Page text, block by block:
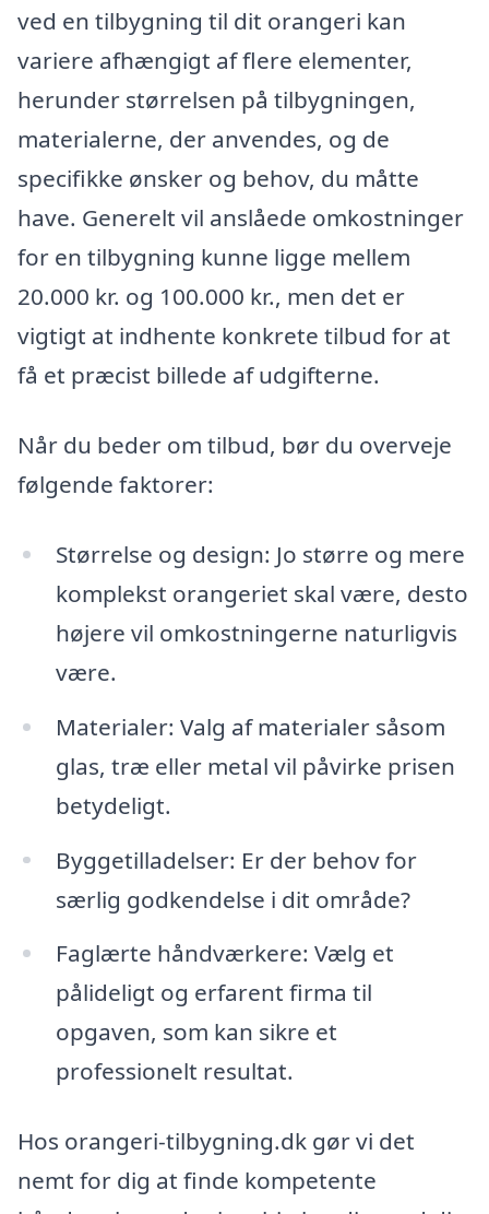
ved en tilbygning til dit orangeri kan
variere afhængigt af flere elementer,
herunder størrelsen på tilbygningen,
materialerne, der anvendes, og de
specifikke ønsker og behov, du måtte
have. Generelt vil anslåede omkostninger
for en tilbygning kunne ligge mellem
20.000 kr. og 100.000 kr., men det er
vigtigt at indhente konkrete tilbud for at
få et præcist billede af udgifterne.
Når du beder om tilbud, bør du overveje
følgende faktorer:
Størrelse og design: Jo større og mere
komplekst orangeriet skal være, desto
højere vil omkostningerne naturligvis
være.
Materialer: Valg af materialer såsom
glas, træ eller metal vil påvirke prisen
betydeligt.
Byggetilladelser: Er der behov for
særlig godkendelse i dit område?
Faglærte håndværkere: Vælg et
pålideligt og erfarent firma til
opgaven, som kan sikre et
professionelt resultat.
Hos orangeri-tilbygning.dk gør vi det
nemt for dig at finde kompetente